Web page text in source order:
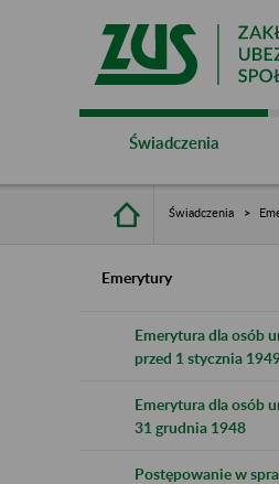
Świadczenia
Świadczenia
Emerytury
Emerytura dla osób
przed 1 stycznia
Emerytura dla osób
31 grudnia 1948
Postępowanie w